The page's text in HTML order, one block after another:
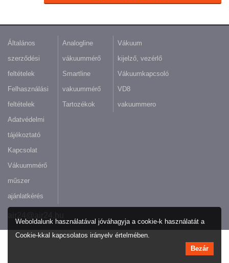
Általános
szerződési
feltételek
Felhasználási
feltételek
Adatvédelmi
tájékoztató
Kapcsolat
Vákuummérő
műszer
ajánlatkérés
Analogline
vákuummérő
Smartline
vakuummérő
Tartozékok
Vákuum
kijelző, vezérlő
Vákuumkapcsoló
VD8
vakuummero
Weboldalunk használatával jóváhagyja a cookie-k használatát a
Cookie-kkal kapcsolatos irányelv értelmében.
Bezár